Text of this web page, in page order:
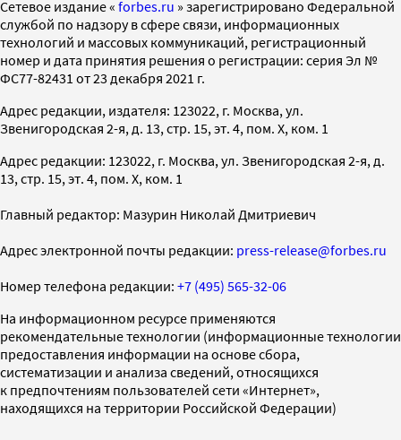
Cетевое издание « forbes.ru » зарегистрировано Федеральной
службой по надзору в сфере связи, информационных
технологий и массовых коммуникаций, регистрационный
номер и дата принятия решения о регистрации: серия Эл №
ФС77-82431 от 23 декабря 2021 г.
Адрес редакции, издателя: 123022, г. Москва, ул.
Звенигородская 2-я, д. 13, стр. 15, эт. 4, пом. X, ком. 1
Адрес редакции: 123022, г. Москва, ул. Звенигородская 2-я, д.
13, стр. 15, эт. 4, пом. X, ком. 1
Главный редактор: Мазурин Николай Дмитриевич
Адрес электронной почты редакции: press-release@forbes.ru
Номер телефона редакции: +7 (495) 565-32-06
На информационном ресурсе применяются
рекомендательные технологии (информационные технологии
предоставления информации на основе сбора,
систематизации и анализа сведений, относящихся
к предпочтениям пользователей сети «Интернет»,
находящихся на территории Российской Федерации)